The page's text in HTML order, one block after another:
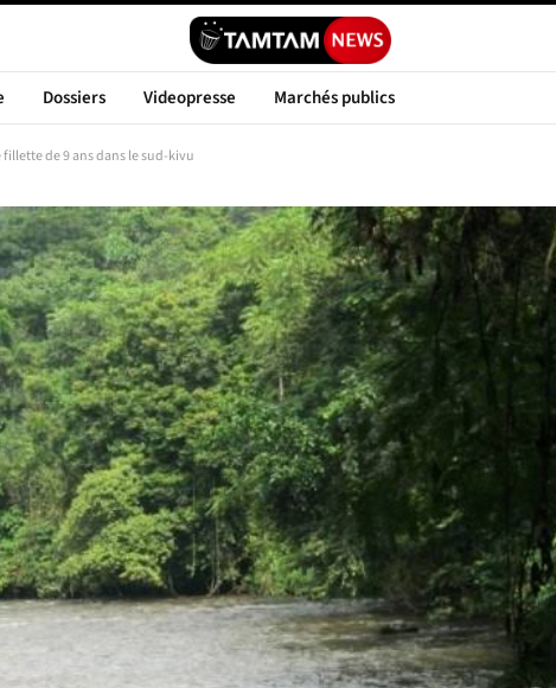
Dossiers Videopresse Marchés publics
de 9 ans dans le sud-kivu